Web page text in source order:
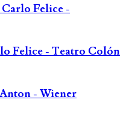
Felice -
Felice - Teatro Colón
- Wiener